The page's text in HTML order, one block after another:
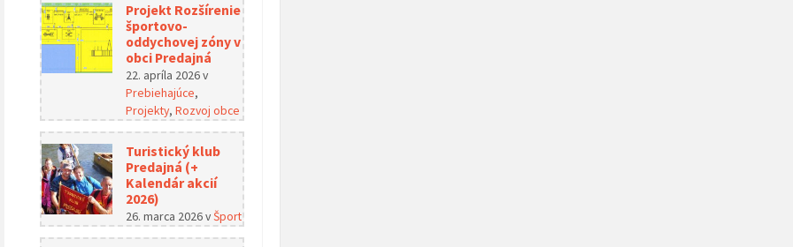
Projekt Rozšírenie
športovo-
oddychovej zóny v
obci Predajná
22. apríla 2026v
Prebiehajúce,
Projekty, Rozvoj obce
Turistický klub
Predajná (+
Kalendár akcií
2026)
26. marca 2026vŠport